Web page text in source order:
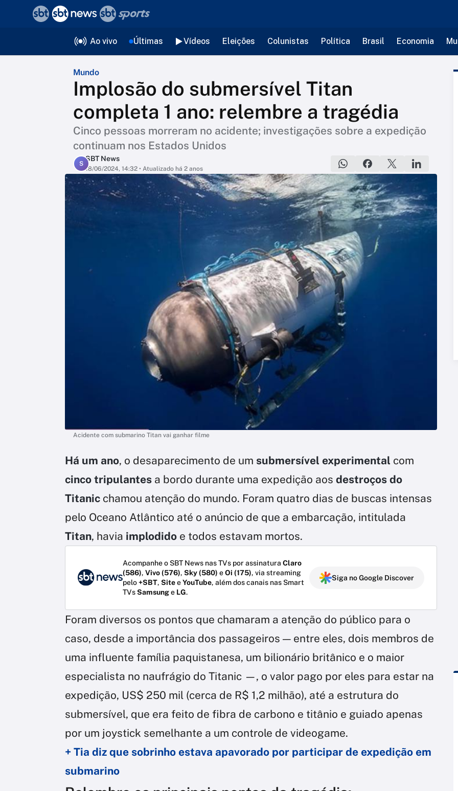
Ao vivo Últimas Vídeos Eleições Colunistas Política Brasil Economia
Mundo
Implosão do submersível Titan
completa 1 ano: relembre a tragédia
Cinco pessoas morreram no acidente; investigações sobre a expedição
continuam nos Estados Unidos
S
SBT News
18/06/2024, 14:32 • Atualizado há 2 anos
Acidente com submarino Titan vai ganhar filme
Há um ano, o desaparecimento de um submersível experimental com
cinco tripulantes a bordo durante uma expedição aos destroços do
Titanic chamou atenção do mundo. Foram quatro dias de buscas intensas
pelo Oceano Atlântico até o anúncio de que a embarcação, intitulada
Titan, havia implodido e todos estavam mortos.
Acompanhe o SBT News nas TVs por assinatura Claro
(586), Vivo (576), Sky (580) eOi (175), via streaming
pelo+SBT, SiteeYouTube, além dos canais nas Smart
TVsSamsunge LG.
Siga no Google Discover
Foram diversos os pontos que chamaram a atenção do público para o
caso, desde a importância dos passageiros — entre eles, dois membros de
uma influente família paquistanesa, um bilionário britânico e o maior
especialista no naufrágio do Titanic —, o valor pago por eles para estar na
expedição, US$ 250 mil (cerca de R$ 1,2 milhão), até a estrutura do
submersível, que era feito de fibra de carbono e titânio e guiado apenas
por um joystick semelhante a um controle de videogame.
+ Tia diz que sobrinho estava apavorado por participar de expedição em
submarino
voltar
Editorias